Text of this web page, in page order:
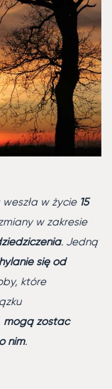
w życie 15
w zakresie
. Jedną
się od
które
mogą zostać
nim.